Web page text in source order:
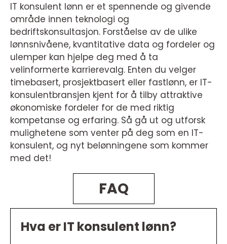
IT konsulent lønn er et spennende og givende
område innen teknologi og
bedriftskonsultasjon. Forståelse av de ulike
lønnsnivåene, kvantitative data og fordeler og
ulemper kan hjelpe deg med å ta
velinformerte karrierevalg. Enten du velger
timebasert, prosjektbasert eller fastlønn, er IT-
konsulentbransjen kjent for å tilby attraktive
økonomiske fordeler for de med riktig
kompetanse og erfaring. Så gå ut og utforsk
mulighetene som venter på deg som en IT-
konsulent, og nyt belønningene som kommer
med det!
FAQ
Hva er IT konsulent lønn?